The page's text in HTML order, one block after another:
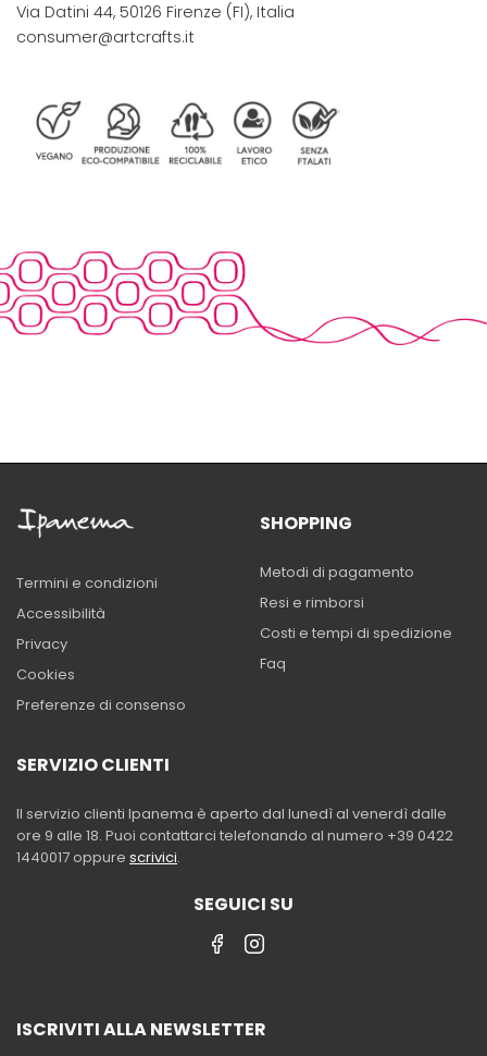
Via Datini 44, 50126 Firenze (FI), Italia
consumer@artcrafts.it
Termini e condizioni
Accessibilità
Privacy
Cookies
Preferenze di consenso
SHOPPING
Metodi di pagamento
Resi e rimborsi
Costi e tempi di spedizione
Faq
SERVIZIO CLIENTI
Il servizio clienti Ipanema è aperto dal lunedì al venerdì dalle
ore 9 alle 18. Puoi contattarci telefonando al numero +39 0422
1440017 oppure scrivici.
SEGUICI SU
ISCRIVITI ALLA NEWSLETTER